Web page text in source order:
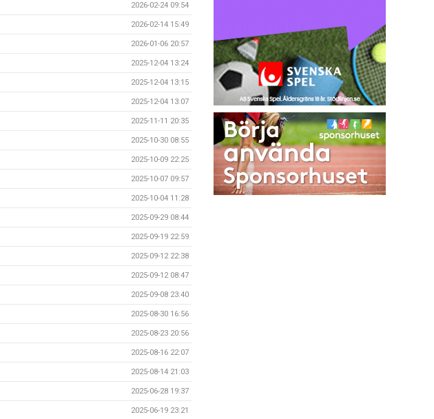
2026-02-24 09:54
2026-02-14 15:49
2026-01-06 20:57
2025-12-04 13:24
2025-12-04 13:15
2025-12-04 13:07
2025-11-11 20:35
2025-10-30 08:55
2025-10-09 22:25
2025-10-07 09:57
2025-10-04 11:28
2025-09-29 08:44
2025-09-19 22:59
2025-09-12 22:38
2025-09-12 08:47
2025-09-08 23:40
2025-08-30 16:56
2025-08-23 20:56
2025-08-16 22:07
2025-08-14 21:03
2025-06-28 19:37
2025-06-19 23:21